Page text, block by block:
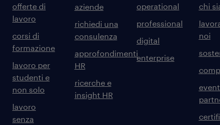
offerte di
lavoro
corsi di
formazione
lavoro per
studenti e
non solo
lavoro
senza
aziende
richiedi una
consulenza
approfondimenti
HR
ricerche e
insight HR
operational
professional
digital
enterprise
chi
noi